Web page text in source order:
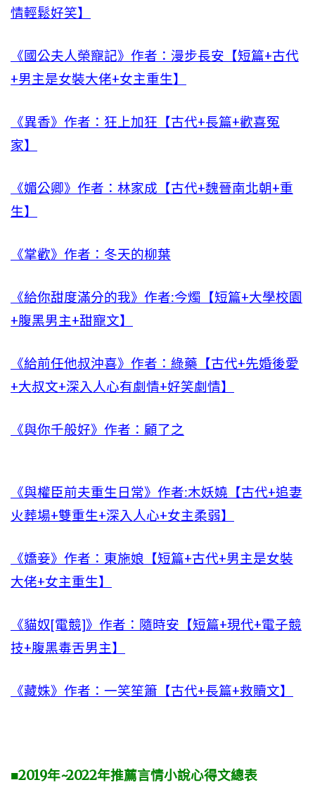
情輕鬆好笑】
《國公夫人榮寵記》作者：漫步長安【短篇+古代
+男主是女裝大佬+女主重生】
《異香》作者：狂上加狂【古代+長篇+歡喜冤
家】
《媚公卿》作者：林家成【古代+魏晉南北朝+重
生】
《掌歡》作者：冬天的柳葉
《給你甜度滿分的我》作者:今燭【短篇+大學校園
+腹黑男主+甜寵文】
《給前任他叔沖喜》作者：綠藥【古代+先婚後愛
+大叔文+深入人心有劇情+好笑劇情】
《與你千般好》作者：顧了之
《與權臣前夫重生日常》作者:木妖嬈【古代+追妻
火葬場+雙重生+深入人心+女主柔弱】
《嬌妾》作者：東施娘【短篇+古代+男主是女裝
大佬+女主重生】
《貓奴[電競]》作者：隨時安【短篇+現代+電子競
技+腹黑毒舌男主】
《藏姝》作者：一笑笙簫【古代+長篇+救贖文】
■2019年~2022年推薦言情小說心得文總表